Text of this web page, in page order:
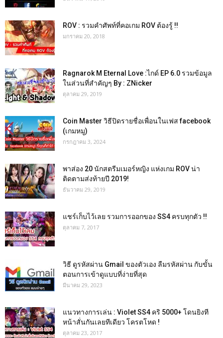
ROV : รวมคำศัพท์ที่คอเกม ROV ต้องรู้ !!
มกราคม 20, 2018
Ragnarok M Eternal Love :ไกด์ EP 6.0 รวมข้อมูล
ในส่วนที่สำคัญๆ By : ZNicker
ตุลาคม 29, 2019
Coin Master วิธีปิดรายชื่อเพื่อนในเฟส facebook
(เกมหมู)
กรกฎาคม 3, 2024
พาส่อง 20 นักสตรีมเมอร์หญิง แห่งเกม ROV น่า
ติดตามส่งท้ายปี 2019!
ธันวาคม 29, 2019
แชร์เก็บไว้เลย รวมการออกของ SS4 ครบทุกตัว !!
ตุลาคม 7, 2017
วิธี ดูรหัสผ่าน Gmail ของตัวเอง ลืมรหัสผ่าน กับขั้น
ตอนการเข้าดูแบบที่ง่ายที่สุด
มีนาคม 29, 2023
แนวทางการเล่น : Violet SS4 คริ 5000+ โดนยิงที
หน้าสั่นกันเลยทีเดียว โครตโหด !
ตุลาคม 23, 2017